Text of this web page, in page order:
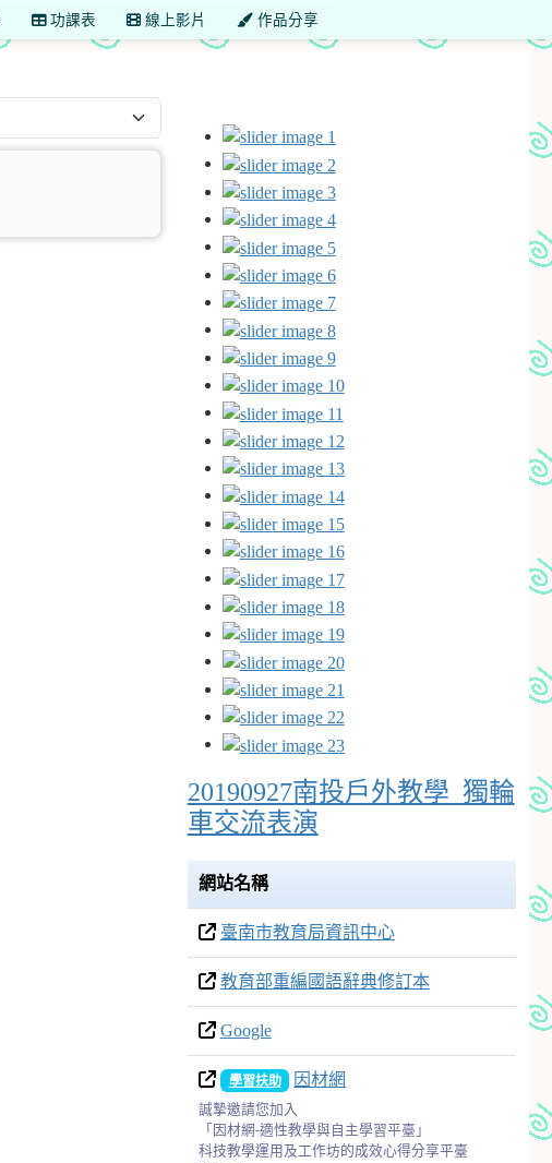
功課表 線上影片 作品分享
20190927南投戶外教學_獨輪
車交流表演
網站名稱
臺南市教育局資訊中心
教育部重編國語辭典修訂本
Google
學習扶助 因材網
誠摯邀請您加入
「因材網-適性教學與自主學習平臺」
科技教學運用及工作坊的成效心得分享平臺